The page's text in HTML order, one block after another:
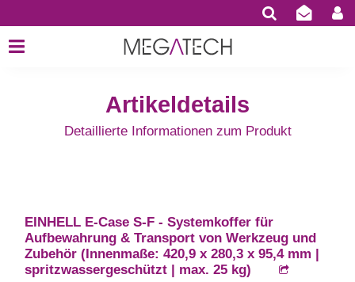
Artikeldetails
Detaillierte Informationen zum Produkt
EINHELL E-Case S-F - Systemkoffer für
Aufbewahrung & Transport von Werkzeug und
Zubehör (Innenmaße: 420,9 x 280,3 x 95,4 mm |
spritzwassergeschützt | max. 25 kg)